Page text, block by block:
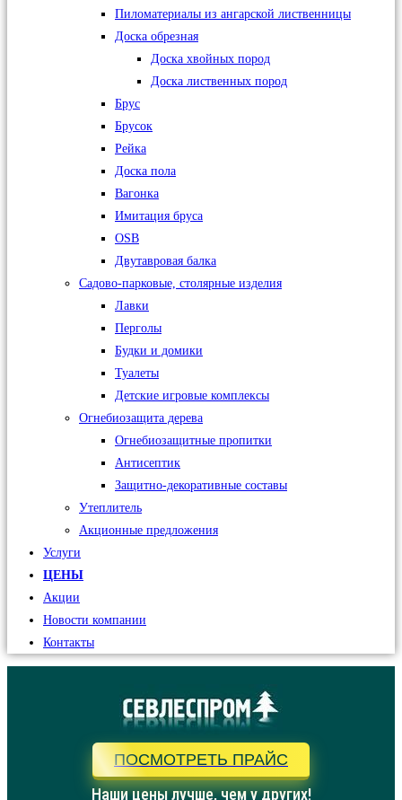
Пиломатериалы из ангарской лиственницы
Доска обрезная
Доска хвойных пород
Доска лиственных пород
Брус
Брусок
Рейка
Доска пола
Вагонка
Имитация бруса
OSB
Двутавровая балка
Садово-парковые, столярные изделия
Лавки
Перголы
Будки и домики
Туалеты
Детские игровые комплексы
Огнебиозащита дерева
Огнебиозащитные пропитки
Антисептик
Защитно-декоративные составы
Утеплитель
Акционные предложения
Услуги
ЦЕНЫ
Акции
Новости компании
Контакты
ПОСМОТРЕТЬ ПРАЙС
Наши цены лучше, чем у других!